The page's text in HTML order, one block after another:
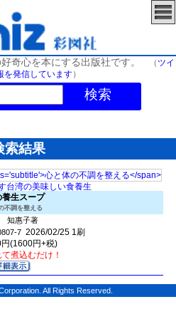
奇心を本にする出版社です。 （ ツイ
を発信しています）
検索
索結果
台湾の美味しい食養生
養生スープ
不調を整える
知惠子著
7 2026/02/25 1刷
(1600円+税)
煮込むだけ！
All Rights Reserved.